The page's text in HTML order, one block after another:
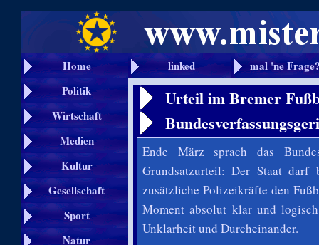
Home linked
mal 'ne
Politik
Wirtschaft
Medien
Kultur
Gesellschaft
Sport
Natur
Urteil im Bremer
Ende März sprach das
Grundsatzurteil: Der Staat darf
zusätzliche Polizeikräfte den
Moment absolut klar und
Unklarheit und Durcheinander.